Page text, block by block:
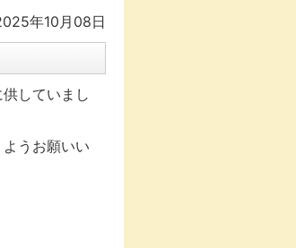
年10月08日
していまし
うお願いい